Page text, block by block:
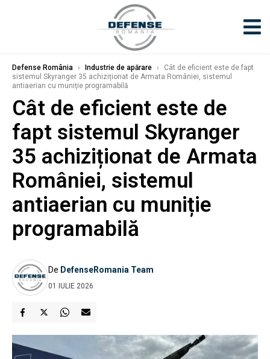
Defense România › Industrie de apărare ›
Cât de eficient este de fapt
sistemul Skyranger 35 achiziționat de Armata României, sistemul
antiaerian cu muniție programabilă
Cât de eficient este de
fapt sistemul Skyranger
35 achiziționat de Armata
României, sistemul
antiaerian cu muniție
programabilă
De DefenseRomania Team
01 IULIE 2026